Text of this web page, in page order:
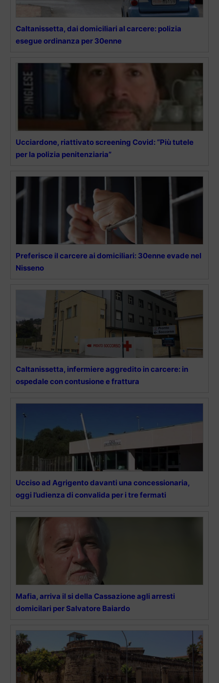
Caltanissetta, dai domiciliari al carcere: polizia
esegue ordinanza per 30enne
Ucciardone, riattivato screening Covid: “Più tutele
per la polizia penitenziaria”
Preferisce il carcere ai domiciliari: 30enne evade nel
Nisseno
Caltanissetta, infermiere aggredito in carcere: in
ospedale con contusione e frattura
Ucciso ad Agrigento davanti una concessionaria,
oggi l’udienza di convalida per i tre fermati
Mafia, arriva il si della Cassazione agli arresti
domicilari per Salvatore Baiardo